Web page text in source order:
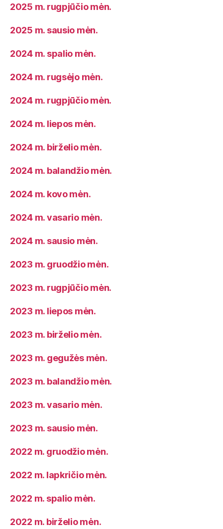
2025 m. rugpjūčio mėn.
2025 m. sausio mėn.
2024 m. spalio mėn.
2024 m. rugsėjo mėn.
2024 m. rugpjūčio mėn.
2024 m. liepos mėn.
2024 m. birželio mėn.
2024 m. balandžio mėn.
2024 m. kovo mėn.
2024 m. vasario mėn.
2024 m. sausio mėn.
2023 m. gruodžio mėn.
2023 m. rugpjūčio mėn.
2023 m. liepos mėn.
2023 m. birželio mėn.
2023 m. gegužės mėn.
2023 m. balandžio mėn.
2023 m. vasario mėn.
2023 m. sausio mėn.
2022 m. gruodžio mėn.
2022 m. lapkričio mėn.
2022 m. spalio mėn.
2022 m. birželio mėn.